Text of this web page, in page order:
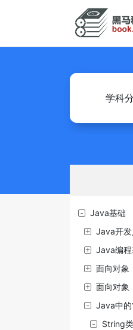
学科
Java基础
Java开发
Java编程
面向对象
面向对象
Java中
String